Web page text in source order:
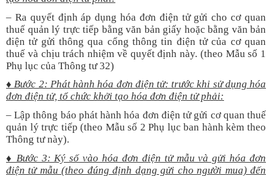
– Ra quyết định áp dụng hóa đơn điện tử gửi cho cơ quan
thuế quản lý trực tiếp bằng văn bản giấy hoặc bằng văn bản
điện tử gửi thông qua cổng thông tin điện tử của cơ quan
thuế và chịu trách nhiệm về quyết định này. (theo Mẫu số 1
Phụ lục của Thông tư 32)
♦ Bước 2: Phát hành hóa đơn điện tử: trước khi sử dụng hóa
đơn điện tử, tổ chức khởi tạo hóa đơn điện tử phải:
– Lập thông báo phát hành hóa đơn điện tử gửi cơ quan thuế
quản lý trực tiếp (theo Mẫu số 2 Phụ lục ban hành kèm theo
Thông tư này).
♦ Bước 3: Ký số vào hóa đơn điện tử mẫu và gửi hóa đơn
điện tử mẫu (theo đúng định dạng gửi cho người mua) đến